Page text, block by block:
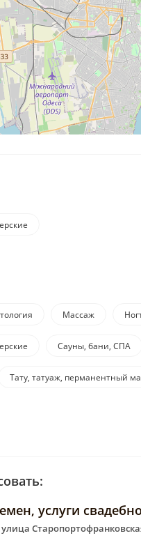
Массаж
Сауны, бани, СПА
Тату, татуаж, перманентный
услуги
улица